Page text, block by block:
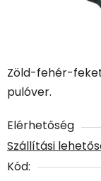
Zöld-fehér-
pulóver.
Elérhetőség
Szállítási
Kód: